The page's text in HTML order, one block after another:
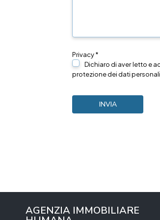
Privacy *
Dichiaro di aver letto e
protezione dei dati
AGENZIA IMMOBILIARE